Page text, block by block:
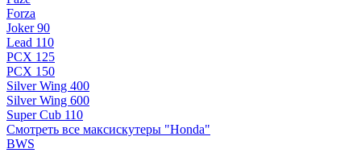
Forza
Joker 90
Lead 110
PCX 125
PCX 150
Silver Wing 400
Silver Wing 600
Super Cub 110
Смотреть все максискутеры "Honda"
BWS